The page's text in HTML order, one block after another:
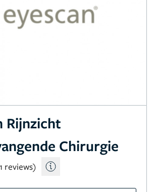
Rijnzicht
Chirurgie
reviews)